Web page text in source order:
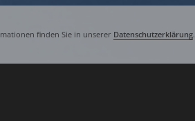
finden Sie in unserer Datenschutzerklärung.